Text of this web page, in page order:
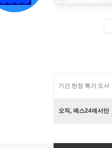
기간 한정 특가 도서
오직, 예스24에서만